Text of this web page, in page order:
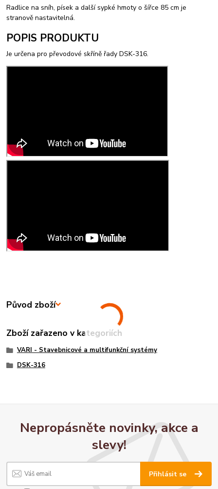
Radlice na sníh, písek a další sypké hmoty o šířce 85 cm je
stranově nastavitelná.
POPIS PRODUKTU
Je určena pro převodové skříně řady DSK-316.
Původ zboží
Zboží zařazeno v kategoriích
VARI - Stavebnicové a multifunkční systémy
DSK-316
Nepropásněte novinky, akce a
slevy!
Přihlásit se